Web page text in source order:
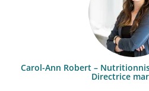
Carol-Ann Robert –
Directrice